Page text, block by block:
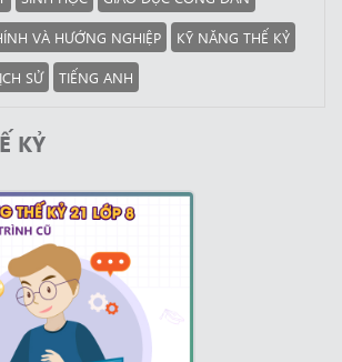
VÀ HƯỚNG NGHIỆP
KỸ NĂNG THẾ KỶ
SỬ TIẾNG ANH
KỶ